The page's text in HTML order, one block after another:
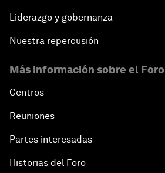
Liderazgo y gobernanza
Nuestra repercusión
Más información sobre el Foro
Centros
Reuniones
Partes interesadas
Historias del Foro